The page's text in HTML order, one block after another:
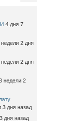
4 дня 7
недели 2 дня
недели 2 дня
недели 2
3 дня назад
дня назад